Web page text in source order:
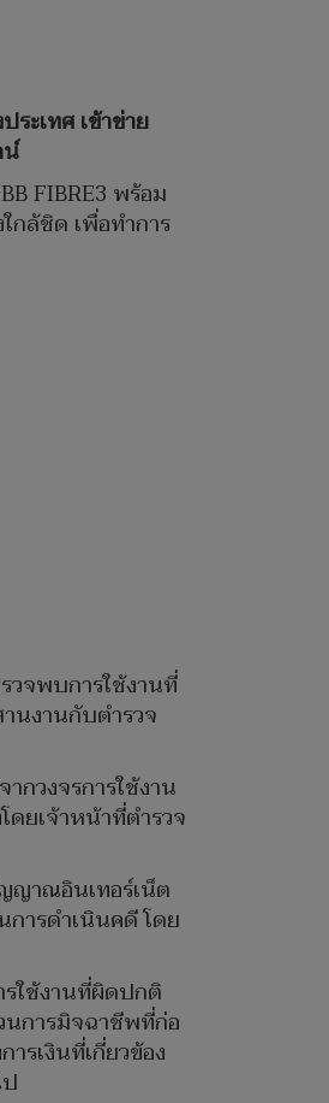
ะเทศ เข้าข่าย
FIBRE3 พร้อม
กล้ชิด เพื่อทำการ
วจพบการใช้งานที่
นงานกับตำรวจ
กวงจรการใช้งาน
ดยเจ้าหน้าที่ตำรวจ
ญาณอินเทอร์เน็ต
ารดำเนินคดี โดย
รใช้งานที่ผิดปกติ
นการมิจฉาชีพที่ก่อ
รเงินที่เกี่ยวข้อง